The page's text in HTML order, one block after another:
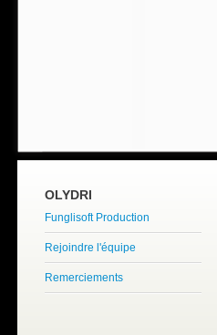
OLYDRI
Funglisoft Production
Rejoindre l'équipe
Remerciements